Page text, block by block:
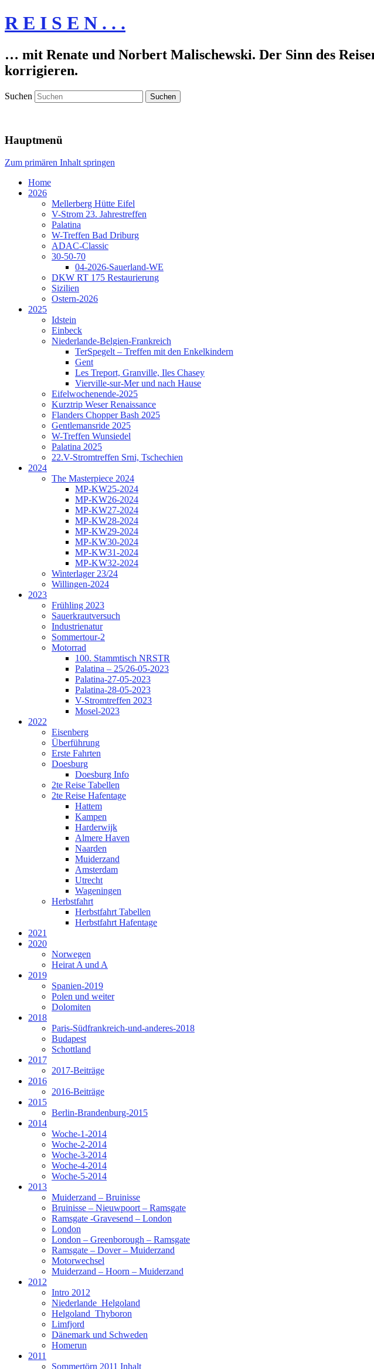
R E I S E N . . .
… mit Renate und Norbert Malischewski. Der Sinn des
korrigieren.
Suchen
Hauptmenü
Zum primären Inhalt springen
Home
2026
Mellerberg Hütte Eifel
V-Strom 23. Jahrestreffen
Palatina
W-Treffen Bad Driburg
ADAC-Classic
30-50-70
04-2026-Sauerland-WE
DKW RT 175 Restaurierung
Sizilien
Ostern-2026
2025
Idstein
Einbeck
Niederlande-Belgien-Frankreich
TerSpegelt – Treffen mit den Enkelkindern
Gent
Les Treport, Granville, Iles Chasey
Vierville-sur-Mer und nach Hause
Eifelwochenende-2025
Kurztrip Weser Renaissance
Flanders Chopper Bash 2025
Gentlemansride 2025
W-Treffen Wunsiedel
Palatina 2025
22.V-Stromtreffen Srni, Tschechien
2024
The Masterpiece 2024
MP-KW25-2024
MP-KW26-2024
MP-KW27-2024
MP-KW28-2024
MP-KW29-2024
MP-KW30-2024
MP-KW31-2024
MP-KW32-2024
Winterlager 23/24
Willingen-2024
2023
Frühling 2023
Sauerkrautversuch
Industrienatur
Sommertour-2
Motorrad
100. Stammtisch NRSTR
Palatina – 25/26-05-2023
Palatina-27-05-2023
Palatina-28-05-2023
V-Stromtreffen 2023
Mosel-2023
2022
Eisenberg
Überführung
Erste Fahrten
Doesburg
Doesburg Info
2te Reise Tabellen
2te Reise Hafentage
Hattem
Kampen
Harderwijk
Almere Haven
Naarden
Muiderzand
Amsterdam
Utrecht
Wageningen
Herbstfahrt
Herbstfahrt Tabellen
Herbstfahrt Hafentage
2021
2020
Norwegen
Heirat A und A
2019
Spanien-2019
Polen und weiter
Dolomiten
2018
Paris-Südfrankreich-und-anderes-2018
Budapest
Schottland
2017
2017-Beiträge
2016
2016-Beiträge
2015
Berlin-Brandenburg-2015
2014
Woche-1-2014
Woche-2-2014
Woche-3-2014
Woche-4-2014
Woche-5-2014
2013
Muiderzand – Bruinisse
Bruinisse – Nieuwpoort – Ramsgate
Ramsgate -Gravesend – London
London
London – Greenborough – Ramsgate
Ramsgate – Dover – Muiderzand
Motorwechsel
Muiderzand – Hoorn – Muiderzand
2012
Intro 2012
Niederlande_Helgoland
Helgoland_Thyboron
Limfjord
Dänemark und Schweden
Homerun
2011
Sommertörn 2011 Inhalt